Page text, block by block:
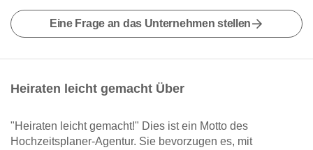
Eine Frage an das Unternehmen stellen
Heiraten leicht gemacht Über
"Heiraten leicht gemacht!" Dies ist ein Motto des
Hochzeitsplaner-Agentur. Sie bevorzugen es, mit